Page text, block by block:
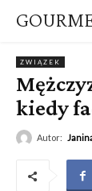
ZWIĄZEK
kiedy
Autor: